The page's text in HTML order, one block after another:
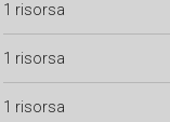
1 risorsa
1 risorsa
1 risorsa